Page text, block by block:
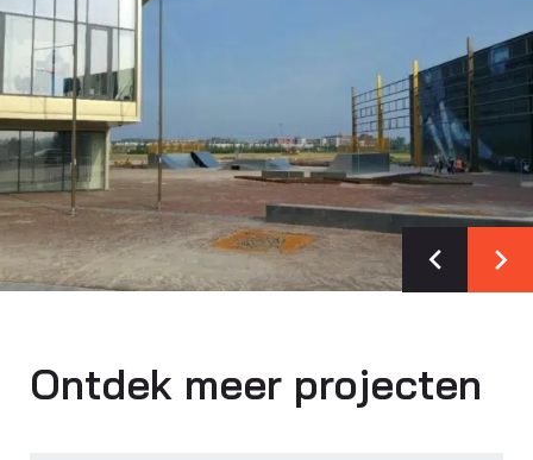
Ontdek meer projecten